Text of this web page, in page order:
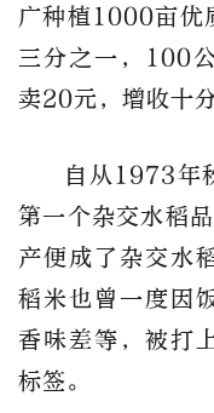
广种植1000亩优
三分之一，100
卖20元，增收十分
自从1973年
第一个杂交水稻
产便成了杂交水
稻米也曾一度因
香味差等，被打
标签。